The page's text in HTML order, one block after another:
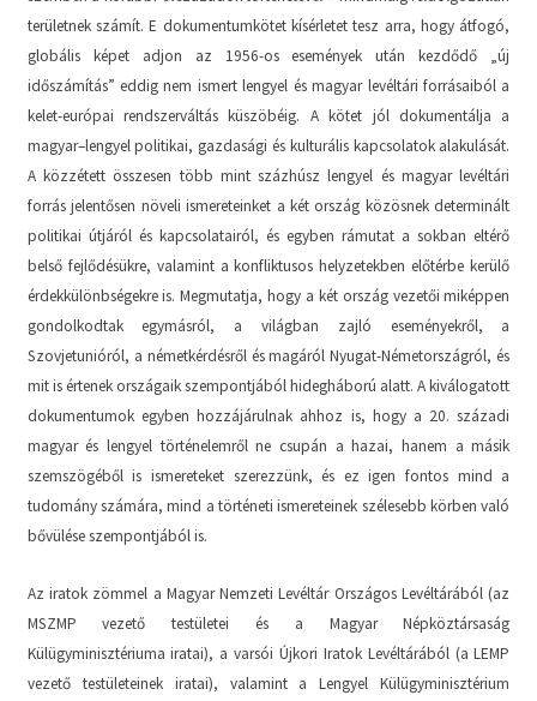
területnek számít. E dokumentumkötet kísérletet tesz arra, hogy átfogó,
globális képet adjon az 1956-os események után kezdődő „új
időszámítás” eddig nem ismert lengyel és magyar levéltári forrásaiból a
kelet-európai rendszerváltás küszöbéig. A kötet jól dokumentálja a
magyar–lengyel politikai, gazdasági és kulturális kapcsolatok alakulását.
A közzétett összesen több mint százhúsz lengyel és magyar levéltári
forrás jelentősen növeli ismereteinket a két ország közösnek determinált
politikai útjáról és kapcsolatairól, és egyben rámutat a sokban eltérő
belső fejlődésükre, valamint a konfliktusos helyzetekben előtérbe kerülő
érdekkülönbségekre is. Megmutatja, hogy a két ország vezetői miképpen
gondolkodtak egymásról, a világban zajló eseményekről, a
Szovjetunióról, a németkérdésről és magáról Nyugat-Németországról, és
mit is értenek országaik szempontjából hidegháború alatt. A kiválogatott
dokumentumok egyben hozzájárulnak ahhoz is, hogy a 20. századi
magyar és lengyel történelemről ne csupán a hazai, hanem a másik
szemszögéből is ismereteket szerezzünk, és ez igen fontos mind a
tudomány számára, mind a történeti ismereteinek szélesebb körben való
bővülése szempontjából is.
Az iratok zömmel a Magyar Nemzeti Levéltár Országos Levéltárából (az
MSZMP vezető testületei és a Magyar Népköztársaság
Külügyminisztériuma iratai), a varsói Újkori Iratok Levéltárából (a LEMP
vezető testületeinek iratai), valamint a Lengyel Külügyminisztérium